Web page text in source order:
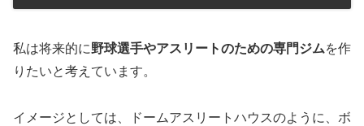
私は将来的に野球選手やアスリートのための専門ジムを作
りたいと考えています。
イメージとしては、ドームアスリートハウスのように、ボ